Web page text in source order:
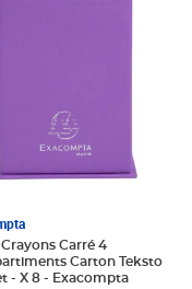
Carré 4
Carton Teksto
- X 8 - Exacompta